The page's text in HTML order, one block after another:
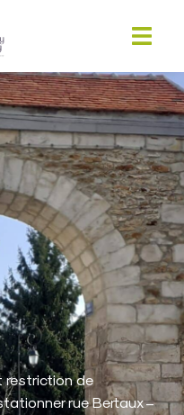
restriction de
rue Bertaux –